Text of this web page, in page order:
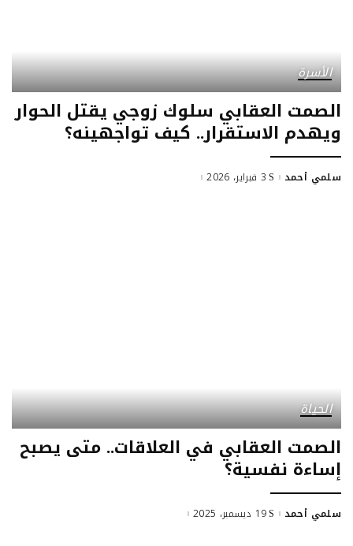
الأسرة
الصمت العقابي سلوك زوجي يقتل الحوار
ويهدم الاستقرار.. كيف تواجهينه؟
Posted
سلمي أحمد 3 فبراير، 2026
الحياة
الصمت العقابي في العلاقات.. متى يصبح
إساءة نفسية؟
Posted
سلمي أحمد 19 ديسمبر، 2025